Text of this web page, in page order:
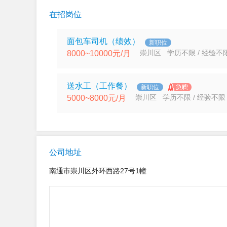
在招岗位
面包车司机（绩效） 新职位
8000~10000元/月 崇川区 学历不限 / 经验不
送水工（工作餐） 新职位
5000~8000元/月 崇川区 学历不限 / 经验不限
公司地址
南通市崇川区外环西路27号1幢